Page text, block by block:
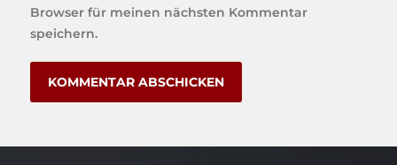
Browser für meinen nächsten Kommentar
speichern.